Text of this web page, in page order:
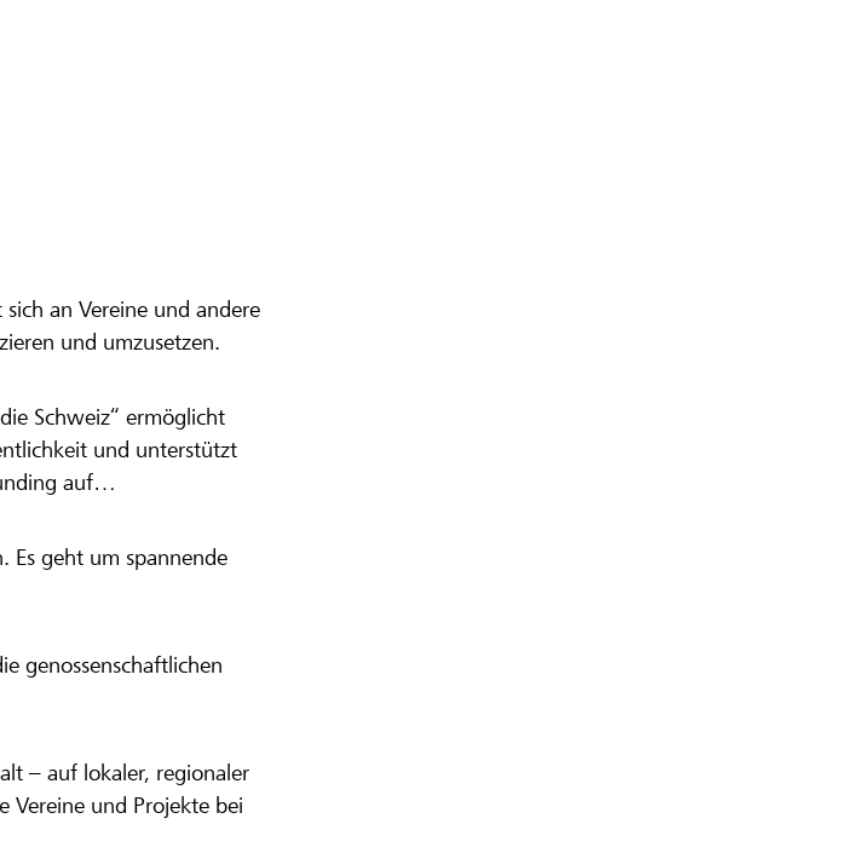
an Vereine und andere
und umzusetzen.
Schweiz“ ermöglicht
und unterstützt
auf
Es geht um spannende
genossenschaftlichen
– auf lokaler, regionaler
Vereine und Projekte bei